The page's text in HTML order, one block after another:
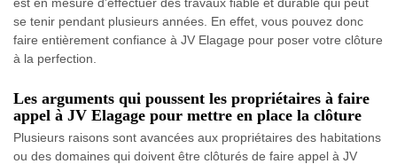
se tenir pendant plusieurs années. En effet, vous pouvez donc
faire entièrement confiance à JV Elagage pour poser votre clôture
à la perfection.
Les arguments qui poussent les propriétaires à faire
appel à JV Elagage pour mettre en place la clôture
Plusieurs raisons sont avancées aux propriétaires des habitations
ou des domaines qui doivent être clôturés de faire appel à JV